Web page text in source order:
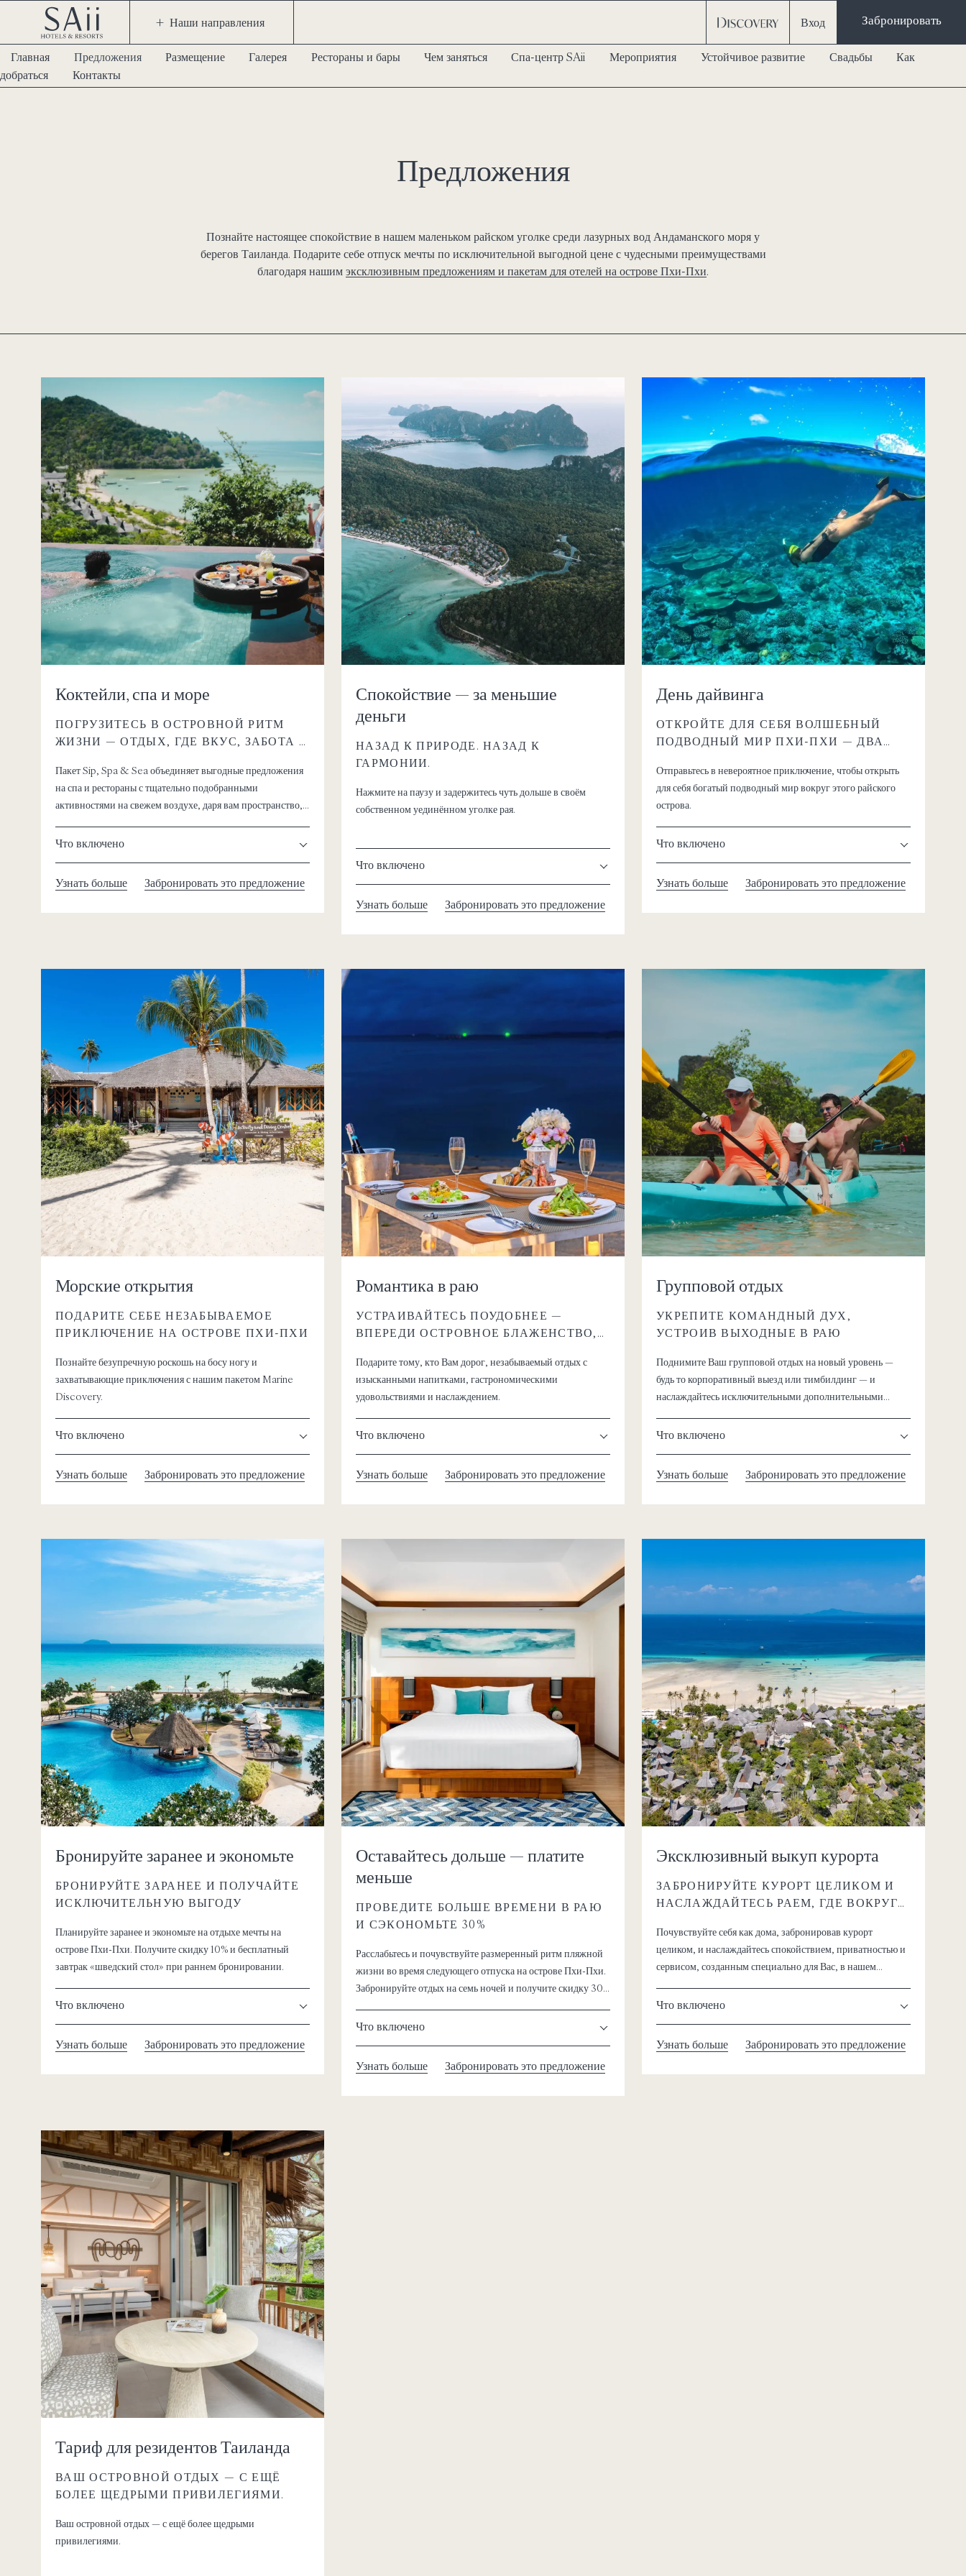
Наши направления Вход Забронировать
Главная Предложения Размещение Галерея Рестораны и бары Чем заняться Спа-центр SAii Мероприятия Устойчивое развитие Свадьбы
Как
добраться
Контакты
Предложения
Познайте настоящее спокойствие в нашем маленьком райском уголке среди лазурных вод Андаманского моря у
берегов Таиланда. Подарите себе отпуск мечты по исключительной выгодной цене с чудесными преимуществами
благодаря нашим эксклюзивным предложениям и пакетам для отелей на острове Пхи-Пхи.
Коктейли, спа и море
ПОГРУЗИТЕСЬ В ОСТРОВНОЙ РИТМ
ЖИЗНИ — ОТДЫХ, ГДЕ ВКУС, ЗАБОТА О
ВОЕДИНО.
Пакет Sip, Spa & Sea объединяет выгодные предложения
на спа и рестораны с тщательно подобранными
активностями на свежем воздухе, даря вам пространство,
естественном ритме.
Что включено
Узнать больше Забронировать это предложение
Спокойствие — за меньшие
деньги
НАЗАД К ПРИРОДЕ. НАЗАД К
ГАРМОНИИ.
Нажмите на паузу и задержитесь чуть дольше в своём
собственном уединённом уголке рая.
Что включено
Узнать больше Забронировать это предложение
День дайвинга
ОТКРОЙТЕ ДЛЯ СЕБЯ ВОЛШЕБНЫЙ
ПОДВОДНЫЙ МИР ПХИ-ПХИ — ДВА
Отправьтесь в невероятное приключение, чтобы открыть
для себя богатый подводный мир вокруг этого райского
острова.
Что включено
Узнать больше Забронировать это предложение
Морские открытия
ПОДАРИТЕ СЕБЕ НЕЗАБЫВАЕМОЕ
ПРИКЛЮЧЕНИЕ НА ОСТРОВЕ ПХИ-ПХИ
Познайте безупречную роскошь на босу ногу и
захватывающие приключения с нашим пакетом Marine
Discovery.
Что включено
Узнать больше Забронировать это предложение
Романтика в раю
УСТРАИВАЙТЕСЬ ПОУДОБНЕЕ —
ВПЕРЕДИ ОСТРОВНОЕ БЛАЖЕНСТВО,
ВМЕСТЕ
Подарите тому, кто Вам дорог, незабываемый отдых с
изысканными напитками, гастрономическими
удовольствиями и наслаждением.
Что включено
Узнать больше Забронировать это предложение
Групповой отдых
УКРЕПИТЕ КОМАНДНЫЙ ДУХ,
УСТРОИВ ВЫХОДНЫЕ В РАЮ
Поднимите Ваш групповой отдых на новый уровень —
будь то корпоративный выезд или тимбилдинг — и
наслаждайтесь исключительными дополнительными
Что включено
Узнать больше Забронировать это предложение
Бронируйте заранее и экономьте
БРОНИРУЙТЕ ЗАРАНЕЕ И ПОЛУЧАЙТЕ
ИСКЛЮЧИТЕЛЬНУЮ ВЫГОДУ
Планируйте заранее и экономьте на отдыхе мечты на
острове Пхи-Пхи. Получите скидку 10% и бесплатный
завтрак «шведский стол» при раннем бронировании.
Что включено
Узнать больше Забронировать это предложение
Оставайтесь дольше — платите
меньше
ПРОВЕДИТЕ БОЛЬШЕ ВРЕМЕНИ В РАЮ
И СЭКОНОМЬТЕ 30%
Расслабьтесь и почувствуйте размеренный ритм пляжной
жизни во время следующего отпуска на острове Пхи-Пхи.
Забронируйте отдых на семь ночей и получите скидку 30%
Что включено
Узнать больше Забронировать это предложение
Эксклюзивный выкуп курорта
ЗАБРОНИРУЙТЕ КУРОРТ ЦЕЛИКОМ И
НАСЛАЖДАЙТЕСЬ РАЕМ, ГДЕ ВОКРУГ
Почувствуйте себя как дома, забронировав курорт
целиком, и наслаждайтесь спокойствием, приватностью и
сервисом, созданным специально для Вас, в нашем
Что включено
Узнать больше Забронировать это предложение
Тариф для резидентов Таиланда
ВАШ ОСТРОВНОЙ ОТДЫХ — С ЕЩЁ
БОЛЕЕ ЩЕДРЫМИ ПРИВИЛЕГИЯМИ.
Ваш островной отдых — с ещё более щедрыми
привилегиями.